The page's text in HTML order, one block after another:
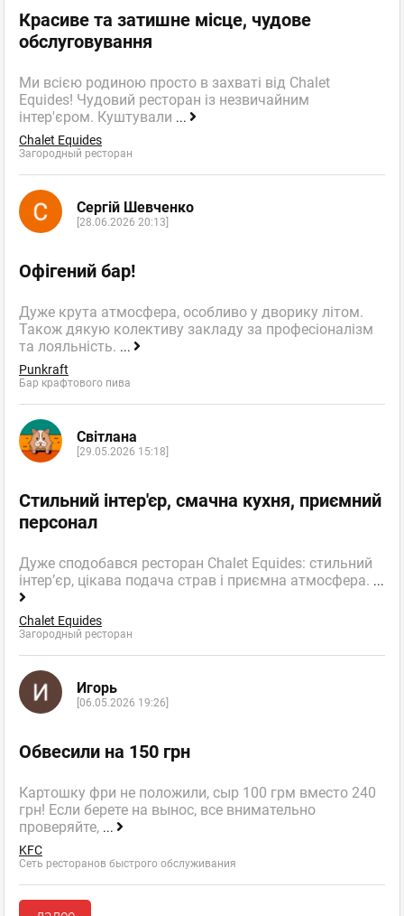
Красиве та затишне місце, чудове
обслуговування
Ми всією родиною просто в захваті від Chalet
Equides! Чудовий ресторан із незвичайним
інтер'єром. Куштували ...
Chalet Equides
Загородный ресторан
Сергій Шевченко
[28.06.2026 20:13]
Офігений бар!
Дуже крута атмосфера, особливо у дворику літом.
Також дякую колективу закладу за професіоналізм
та лояльність. ...
Punkraft
Бар крафтового пива
Світлана
[29.05.2026 15:18]
Стильний інтер'єр, смачна кухня, приємний
персонал
Дуже сподобався ресторан Chalet Equides: стильний
інтер’єр, цікава подача страв і приємна атмосфера. ...
Chalet Equides
Загородный ресторан
Игорь
[06.05.2026 19:26]
Обвесили на 150 грн
Картошку фри не положили, сыр 100 грм вместо 240
грн! Если берете на вынос, все внимательно
проверяйте, ...
KFC
Сеть ресторанов быстрого обслуживания